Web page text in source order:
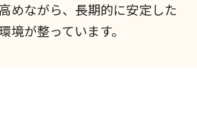
めながら、長期的に安定した
境が整っています。